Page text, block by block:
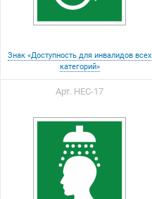
Знак «Доступность для инвалидов всех
категорий»
Арт. НЕС-17